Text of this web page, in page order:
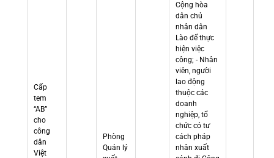
Cấp
tem
“AB”
cho
công
dân
Việt
Phòng
Quản lý
Cộng hòa
dân chủ
nhân dân
Lào để thực
hiện việc
công; - Nhân
viên, người
lao động
thuộc các
doanh
nghiệp, tổ
chức có tư
cách pháp
nhân xuất